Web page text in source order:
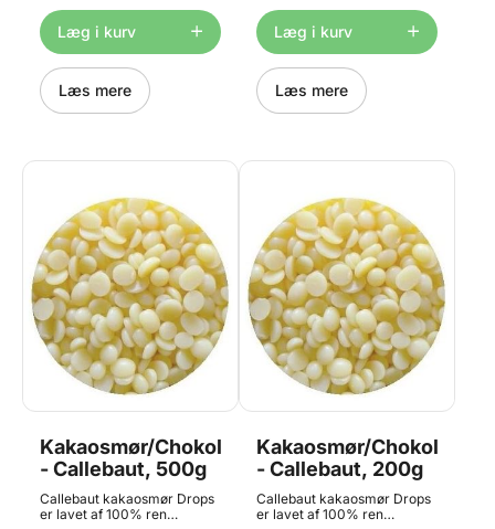
bruges ved
fremstilling/fortynding af
chokolade. De kan også
bruges til at fortynde smeltet
Candy Melts. Anvendelse: til
fortynding af flydende
smeltet chokolade. Dosering:
emballage. Indhold: 100g
Callets. Leveres
professionelt ompakket af
Konditorens, da Callebaut
kun producerer i 3kg
beholdere og større. Sælges
også i 200g poser samt
500g, 1kg, 3kg og 20kg.
Læg i kurv
Læs mere
Chokoladefedt er perfekt
egnet til høje temperaturer
og de kan bruges ved
fremstilling/fortynding af
chokolade. De kan også
bruges til at fortynde smeltet
Candy Melts. Anvendelse: til
Opbevares ved
køligere. Indhold: 500gr.
Læg i kurv
Læs mere
Kakaosmør/Chokoladefedt
- Callebaut, 500g
Callebaut kakaosmør Drops
er lavet af 100% ren
Kakaosmør/
- Callebaut, 200g
Callebaut kakaosmør Drops
er lavet af 100% ren